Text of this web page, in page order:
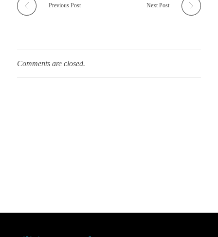
Previous Post Next Post
Comments are closed.